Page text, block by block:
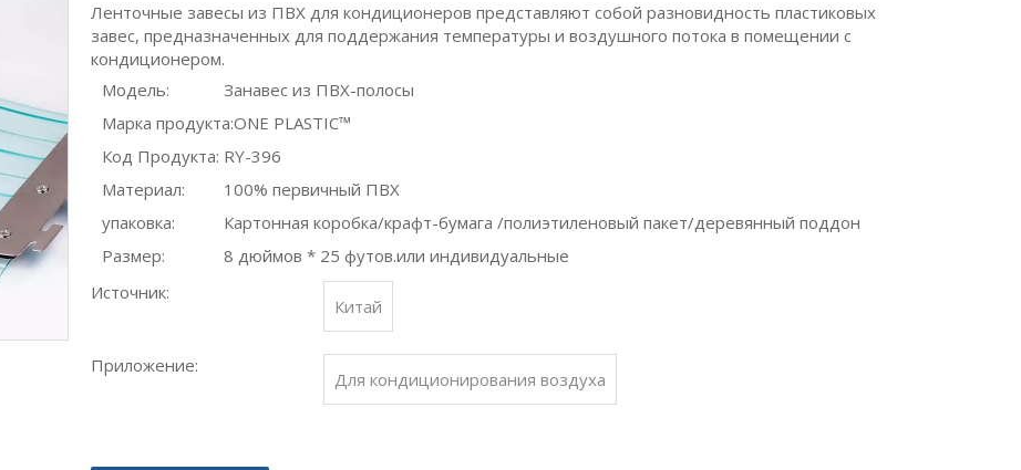
Ленточные завесы из ПВХ для кондиционеров представляют собой разновидность пластиковых
завес, предназначенных для поддержания температуры и воздушного потока в помещении с
кондиционером.
Модель:
Занавес из ПВХ-полосы
Марка продукта:ONE PLASTIC™
Код Продукта: RY-396
Материал:
100% первичный ПВХ
упаковка:
Картонная коробка/крафт-бумага /полиэтиленовый пакет/деревянный поддон
Размер:
8 дюймов * 25 футов.или индивидуальные
Источник:
Китай
Приложение:
Для кондиционирования воздуха